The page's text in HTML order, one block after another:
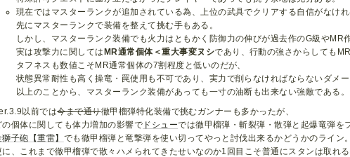
現在ではマスターランクが追加されている為、上位の武具でクリアする自信がなけ
先にマスターランクで装備を整えて挑む手もある。
しかし、マスターランク装備でも火力はともかく防御力の伸びが過去作のG級やMR
実は攻撃力に関しては MR通常個体＜重大事変ヌシであり、行動の強さからしても
タフネスも数値こそMR通常個体の7割程度と低いのだが、
状態異常耐性も高く操竜・罠使用も不可であり、実力で削らなければならないダメ
以上のことから、マスターランク装備があっても一寸の油断も出来ない強敵である。
以前では今まで通り徹甲榴弾特化装備で挑むガンナーも多かったが、
の個体に関しても体力増加の影響で ドシューでは徹甲榴弾・斬裂弾・散弾と起爆竜弾を
獅子砲【重雷】 でも徹甲榴弾と竜撃弾を使い切ってやっと討伐出来るかどうかのライン。
に、これまで徹甲榴弾で散々ハメられてきたせいなのか1回目こそ普通にスタンは取れる